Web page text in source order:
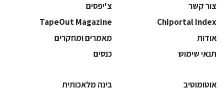
צור קשר
צ'יפסים
Chiportal Index
TapeOut Magazine
אודות
מאמרים ומחקרים
תנאי שימוש
כנסים
אוטומוטיב
בינה מלאכותית